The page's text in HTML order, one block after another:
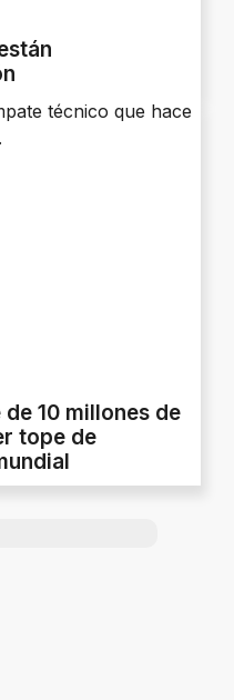
10 millones de
tope de